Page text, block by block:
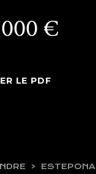
€
LE PDF
ESTEPONA